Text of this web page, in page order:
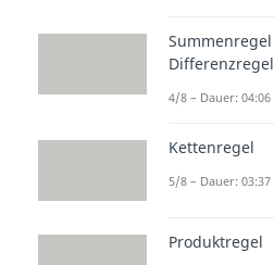
Differenzregel
4/8 – Dauer: 04:06
Kettenregel
5/8 – Dauer: 03:37
Produktregel